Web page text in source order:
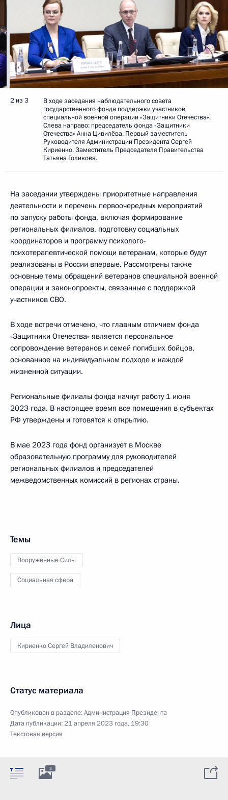
2 из 3
В ходе заседания наблюдательного совета
государственного фонда поддержки участников
специальной военной операции «Защитники Отечества».
Слева направо: председатель фонда «Защитники
Отечества» Анна Цивилёва, Первый заместитель
Руководителя Администрации Президента Сергей
Кириенко, Заместитель Председателя Правительства
Татьяна Голикова.
На заседании утверждены приоритетные направления
деятельности и перечень первоочередных мероприятий
по запуску работы фонда, включая формирование
региональных филиалов, подготовку социальных
координаторов и программу психолого-
психотерапевтической помощи ветеранам, которые будут
реализованы в России впервые. Рассмотрены также
основные темы обращений ветеранов специальной военной
операции и законопроекты, связанные с поддержкой
участников СВО.
В ходе встречи отмечено, что главным отличием фонда
«Защитники Отечества» является персональное
сопровождение ветеранов и семей погибших бойцов,
основанное на индивидуальном подходе к каждой
жизненной ситуации.
Региональные филиалы фонда начнут работу 1 июня
2023 года. В настоящее время все помещения в субъектах
РФ утверждены и готовятся к открытию.
В мае 2023 года фонд организует в Москве
образовательную программу для руководителей
региональных филиалов и председателей
межведомственных комиссий в регионах страны.
Темы
Вооружённые Силы
Социальная сфера
Лица
Кириенко Сергей Владиленович
Статус материала
Опубликован в разделе:Администрация Президента
Дата публикации:21 апреля 2023 года, 19:30
Текстовая версия
3